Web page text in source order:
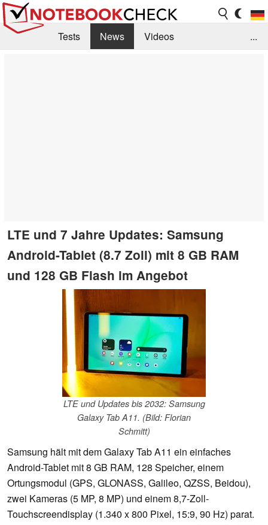
Tests News
Videos
...
LTE und 7 Jahre Updates: Samsung
Android-Tablet (8.7 Zoll) mit 8 GB RAM
und 128 GB Flash im Angebot
LTE und Updates bis 2032: Samsung
Galaxy Tab A11. (Bild: Florian
Schmitt)
Samsung hält mit dem Galaxy Tab A11 ein einfaches
Android-Tablet mit 8 GB RAM, 128 Speicher, einem
Ortungsmodul (GPS, GLONASS, Galileo, QZSS, Beidou),
zwei Kameras (5 MP, 8 MP) und einem 8,7-Zoll-
Touchscreendisplay (1.340 x 800 Pixel, 15:9, 90 Hz) parat.